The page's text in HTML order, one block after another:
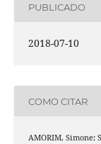
PUBLICADO
2018-07-10
COMO CITAR
AMORIM, Simone;